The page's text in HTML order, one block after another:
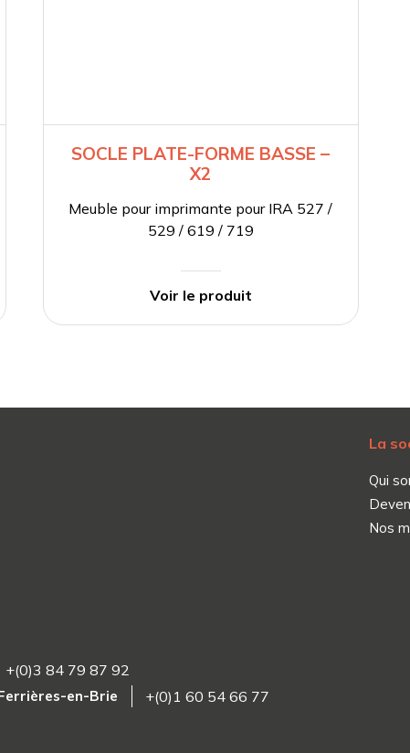
SOCLE PLATE-FORME BASSE –
X2
Meuble pour imprimante pour IRA 527 /
529 / 619 / 719
Voir le produit
La
Qui
Nos
+(0)3 84 79 87 92
en-Brie +(0)1 60 54 66 77